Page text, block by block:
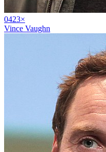
0423×
Vince Vaughn